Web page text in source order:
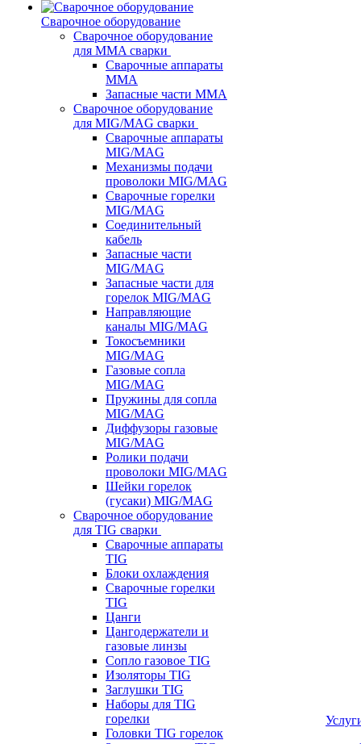
Сварочное оборудование
Сварочное оборудование
для MMA сварки
Сварочные аппараты
MMA
Запасные части MMA
Сварочное оборудование
для MIG/MAG сварки
Сварочные аппараты
MIG/MAG
Механизмы подачи
проволоки MIG/MAG
Сварочные горелки
MIG/MAG
Соединительный
кабель
Запасные части
MIG/MAG
Запасные части для
горелок MIG/MAG
Направляющие
каналы MIG/MAG
Токосъемники
MIG/MAG
Газовые сопла
MIG/MAG
Пружины для сопла
MIG/MAG
Диффузоры газовые
MIG/MAG
Ролики подачи
проволоки MIG/MAG
Шейки горелок
(гусаки) MIG/MAG
Сварочное оборудование
для TIG сварки
Сварочные аппараты
TIG
Блоки охлаждения
Сварочные горелки
TIG
Цанги
Цангодержатели и
газовые линзы
Сопло газовое TIG
Изоляторы TIG
Заглушки TIG
Наборы для TIG
горелки
Головки TIG горелок